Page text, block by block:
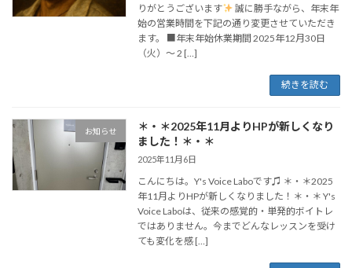
りがとうございます
誠に勝手ながら、年末年
始の営業時間を下記の通り変更させていただき
ます。 ■年末年始休業期間 2025年12月30日
（火）～ 2 […]
続きを読む
お知らせ
＊・＊2025年11月よりHPが新しくなり
ました！＊・＊
2025年11月6日
こんにちは。Y's Voice Laboです♫ ＊・＊2025
年11月よりHPが新しくなりました！＊・＊ Y's
Voice Laboは、従来の感覚的・単発的ボイトレ
ではありません。今までどんなレッスンを受け
ても変化を感 […]